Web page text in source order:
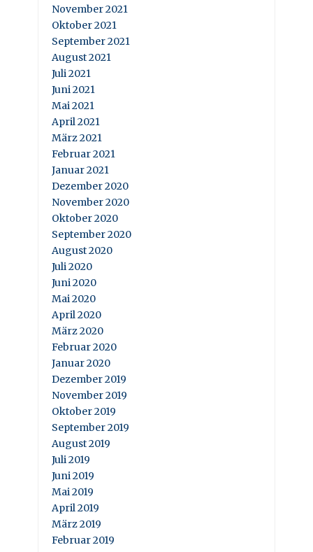
November 2021
Oktober 2021
September 2021
August 2021
Juli 2021
Juni 2021
Mai 2021
April 2021
März 2021
Februar 2021
Januar 2021
Dezember 2020
November 2020
Oktober 2020
September 2020
August 2020
Juli 2020
Juni 2020
Mai 2020
April 2020
März 2020
Februar 2020
Januar 2020
Dezember 2019
November 2019
Oktober 2019
September 2019
August 2019
Juli 2019
Juni 2019
Mai 2019
April 2019
März 2019
Februar 2019